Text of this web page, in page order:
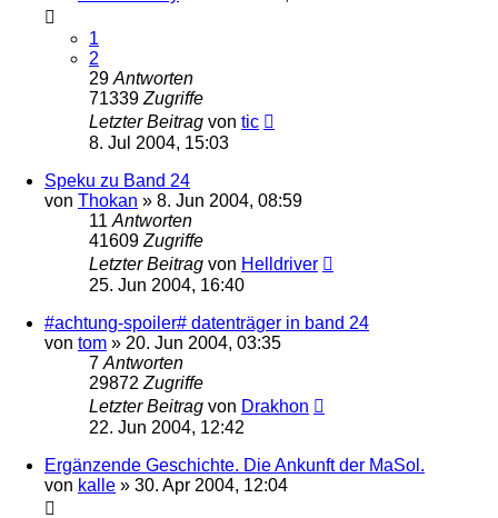
1
2
29 Antworten
71339 Zugriffe
Letzter Beitrag von tic
8. Jul 2004, 15:03
Speku zu Band 24
von Thokan » 8. Jun 2004, 08:59
11 Antworten
41609 Zugriffe
Letzter Beitrag von Helldriver
25. Jun 2004, 16:40
#achtung-spoiler# datenträger in band 24
von tom » 20. Jun 2004, 03:35
7 Antworten
29872 Zugriffe
Letzter Beitrag von Drakhon
22. Jun 2004, 12:42
Ergänzende Geschichte. Die Ankunft der MaSol.
von kalle » 30. Apr 2004, 12:04